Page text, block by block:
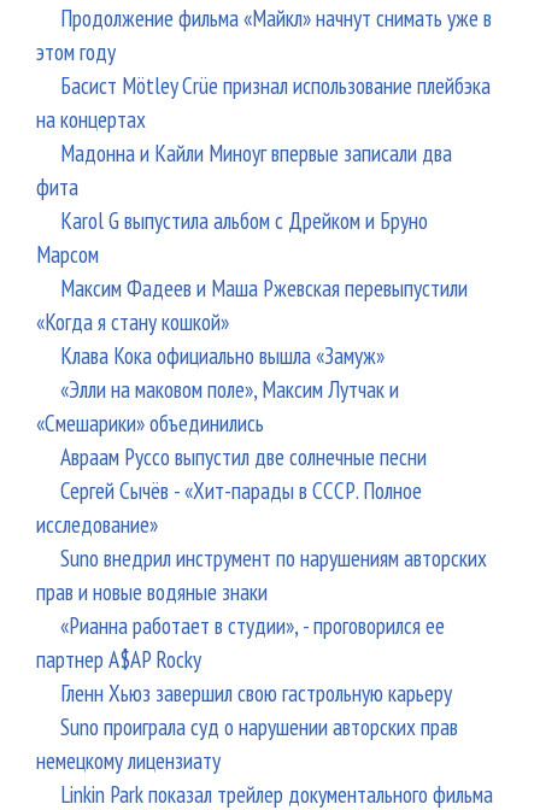
Продолжение фильма «Майкл» начнут снимать уже в
этом году
Басист Mötley Crüe признал использование плейбэка
на концертах
Мадонна и Кайли Миноуг впервые записали два
фита
Karol G выпустила альбом с Дрейком и Бруно
Марсом
Максим Фадеев и Маша Ржевская перевыпустили
«Когда я стану кошкой»
Клава Кока официально вышла «Замуж»
«Элли на маковом поле», Максим Лутчак и
«Смешарики» объединились
Авраам Руссо выпустил две солнечные песни
Сергей Сычёв - «Хит-парады в СССР. Полное
исследование»
Suno внедрил инструмент по нарушениям авторских
прав и новые водяные знаки
«Рианна работает в студии», - проговорился ее
партнер A$AP Rocky
Гленн Хьюз завершил свою гастрольную карьеру
Suno проиграла суд о нарушении авторских прав
немецкому лицензиату
Linkin Park показал трейлер документального фильма